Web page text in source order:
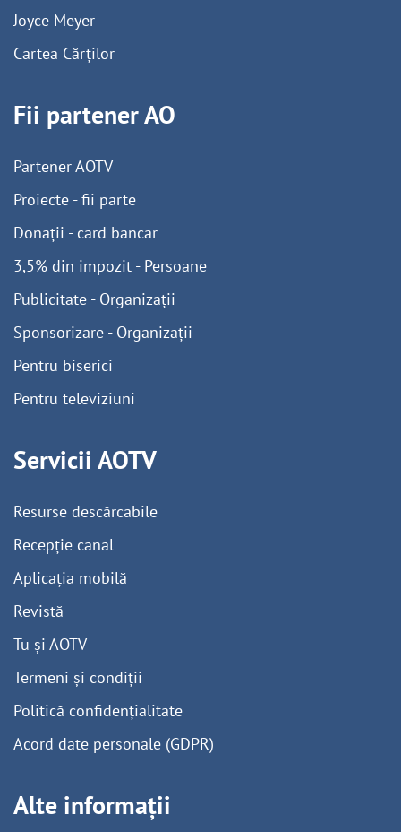
Joyce Meyer
Cartea Cărților
Fii partener AO
Partener AOTV
Proiecte - fii parte
Donații - card bancar
3,5% din impozit - Persoane
Publicitate - Organizații
Sponsorizare - Organizații
Pentru biserici
Pentru televiziuni
Servicii AOTV
Resurse descărcabile
Recepție canal
Aplicația mobilă
Revistă
Tu și AOTV
Termeni și condiții
Politică confidențialitate
Acord date personale (GDPR)
Alte informații